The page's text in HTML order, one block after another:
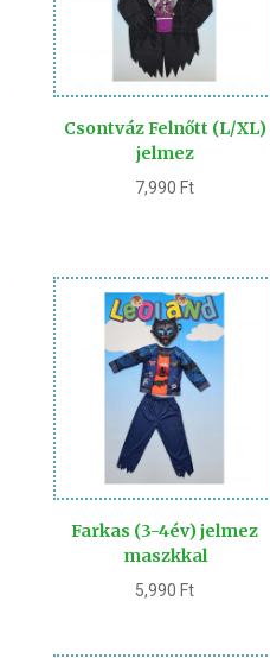
Csontváz Felnőtt (L/XL)
jelmez
7,990 Ft
Farkas (3-4év) jelmez
maszkkal
5,990 Ft